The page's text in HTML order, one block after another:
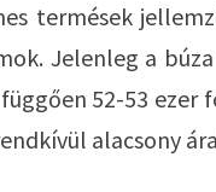
termések
Jelenleg a
52-53 ezer
alacsony